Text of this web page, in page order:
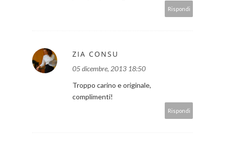
Rispondi
ZIA CONSU
05 dicembre, 2013 18:50
Troppo carino e originale,
complimenti!
Rispondi